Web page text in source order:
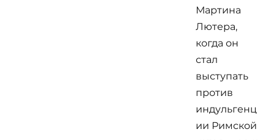
Мартина
Лютера,
когда он
стал
выступать
против
индульгенц
ии Римской